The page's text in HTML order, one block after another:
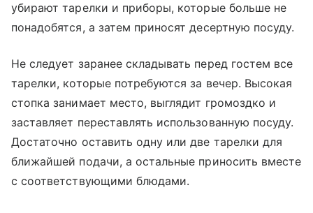
убирают тарелки и приборы, которые больше не
понадобятся, а затем приносят десертную посуду.
Не следует заранее складывать перед гостем все
тарелки, которые потребуются за вечер. Высокая
стопка занимает место, выглядит громоздко и
заставляет переставлять использованную посуду.
Достаточно оставить одну или две тарелки для
ближайшей подачи, а остальные приносить вместе
с соответствующими блюдами.